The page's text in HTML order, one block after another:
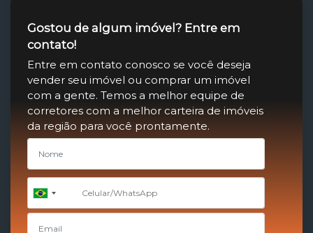
Gostou de algum imóvel? Entre em
contato!
Entre em contato conosco se você deseja
vender seu imóvel ou comprar um imóvel
com a gente. Temos a melhor equipe de
corretores com a melhor carteira de imóveis
da região para você prontamente.
Brazil
+55